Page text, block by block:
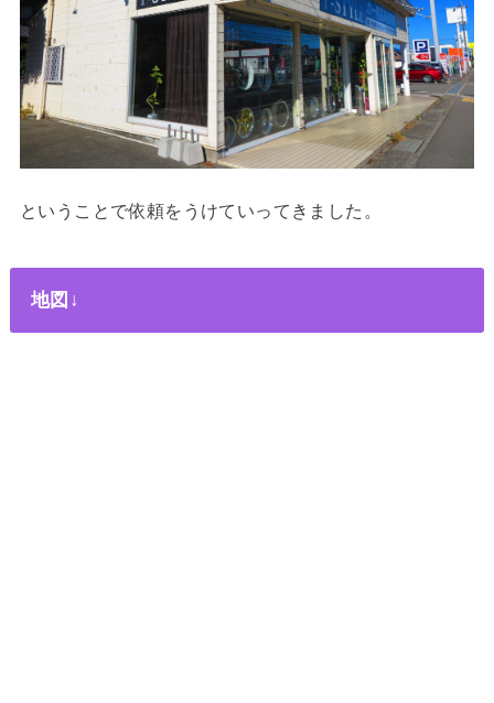
ということで依頼をうけていってきました。
地図↓